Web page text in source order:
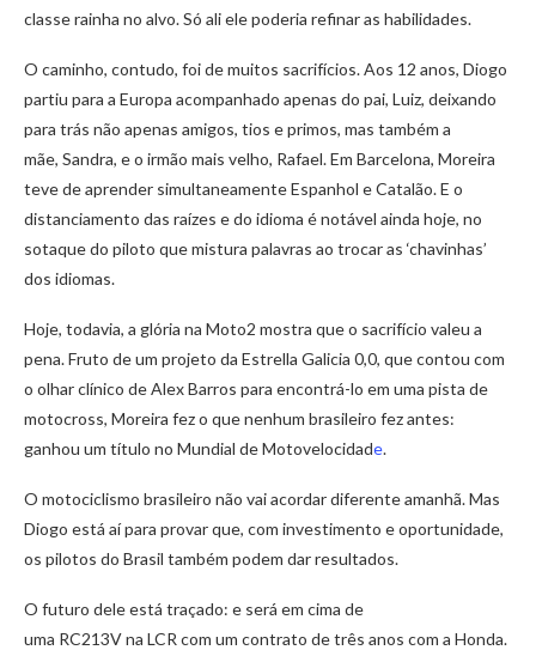
classe rainha no alvo. Só ali ele poderia refinar as habilidades.
O caminho, contudo, foi de muitos sacrifícios. Aos 12 anos, Diogo
partiu para a Europa acompanhado apenas do pai, Luiz, deixando
para trás não apenas amigos, tios e primos, mas também a
mãe, Sandra, e o irmão mais velho, Rafael. Em Barcelona, Moreira
teve de aprender simultaneamente Espanhol e Catalão. E o
distanciamento das raízes e do idioma é notável ainda hoje, no
sotaque do piloto que mistura palavras ao trocar as ‘chavinhas’
dos idiomas.
Hoje, todavia, a glória na Moto2 mostra que o sacrifício valeu a
pena. Fruto de um projeto da Estrella Galicia 0,0, que contou com
o olhar clínico de Alex Barros para encontrá-lo em uma pista de
motocross, Moreira fez o que nenhum brasileiro fez antes:
ganhou um título no Mundial de Motovelocidade.
O motociclismo brasileiro não vai acordar diferente amanhã. Mas
Diogo está aí para provar que, com investimento e oportunidade,
os pilotos do Brasil também podem dar resultados.
O futuro dele está traçado: e será em cima de
uma RC213V na LCR com um contrato de três anos com a Honda.